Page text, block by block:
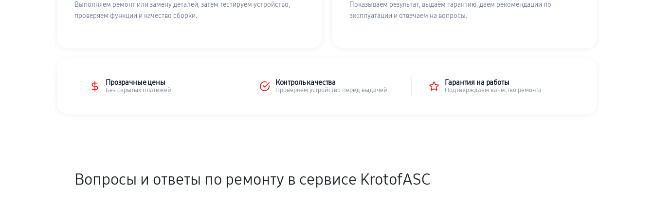
Выполняем ремонт или замену деталей, затем тестируем устройство,
проверяем функции и качество сборки.
Показываем результат, выдаём гарантию, даём рекомендации по
эксплуатации и отвечаем на вопросы.
Прозрачные цены
Без скрытых платежей
Контроль качества
Проверяем устройство перед выдачей
Гарантия на работы
Подтверждаем качество ремонта
Вопросы и ответы по ремонту в сервисе KrotofASC